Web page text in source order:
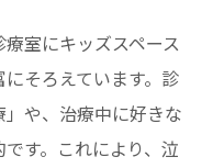
室にキッズスペース
そろえています。診
や、治療中に好きな
す。これにより、泣